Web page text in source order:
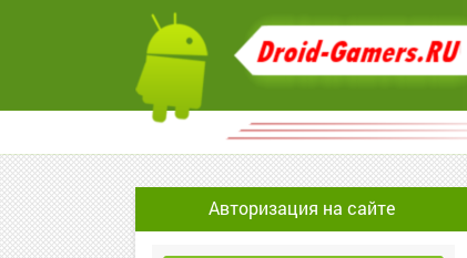
Авторизация на сайте